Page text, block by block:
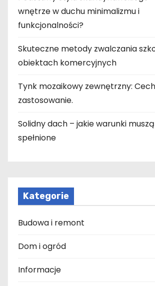
wnętrze w duchu minimalizmu i
funkcjonalności?
Skuteczne metody zwalczania
obiektach komercyjnych
Tynk mozaikowy zewnętrzny:
zastosowanie.
Solidny dach – jakie warunki
spełnione
Kategorie
Budowa i remont
Dom i ogród
Informacje